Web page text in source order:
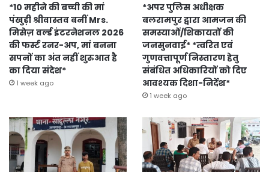
*10 महीने की बच्ची की मां
पंखुड़ी श्रीवास्तव बनीं Mrs.
मिसेज़ वर्ल्ड इंटरनेशनल 2026
की फर्स्ट रनर-अप, मां बनना
सपनों का अंत नहीं शुरुआत है
का दिया संदेश*
1 week ago
*अपर पुलिस अधीक्षक
बलरामपुर द्वारा आमजन की
समस्याओं/शिकायतों की
जनसुनवाई* *त्वरित एवं
गुणवत्तापूर्ण निस्तारण हेतु
संबंधित अधिकारियों को दिए
आवश्यक दिशा-निर्देश*
1 week ago